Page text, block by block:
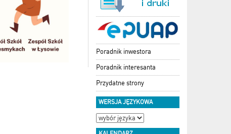
Poradnik inwestora
Poradnik interesanta
Przydatne strony
WERSJA JĘZYKOWA